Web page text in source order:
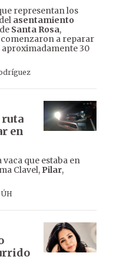
representan los
asentamiento
Santa Rosa,
a reparar
30
en
que estaba en
Clavel, Pilar,